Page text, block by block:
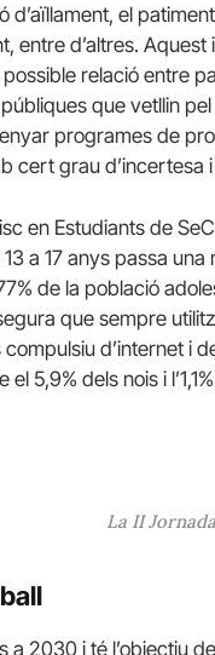
d’aïllament, el
entre d’altres.
relació entre
que vetllin
programes de
cert grau d’incertesa
en Estudiants de
a 17 anys passa
de la població
que sempre
d’internet i
el 5,9% dels nois i
La II
a 2030 i té l’objectiu